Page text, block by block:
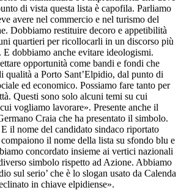
di vista questa lista è capofila. Parliamo
avere nel commercio e nel turismo del
Dobbiamo restituire decoro e appetibilità
quartieri per ricollocarli in un discorso più
E dobbiamo anche evitare ideologismi.
opportunità come bandi e fondi che
qualità a Porto Sant’Elpidio, dal punto di
ed economico. Possiamo fare tanto per
Questi sono solo alcuni temi su cui
vogliamo lavorare». Presente anche il
Craia che ha presentato il simbolo.
il nome del candidato sindaco riportato
il nome della lista su sfondo blu e
concordato insieme ai vertici nazionali
simbolo rispetto ad Azione. Abbiamo
sul serio’ che è lo slogan usato da Calenda
in chiave elpidiense».